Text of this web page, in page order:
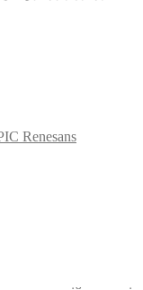
Renesans